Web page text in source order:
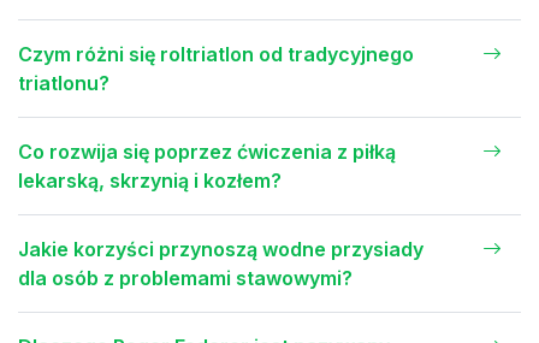
Czym różni się roltriatlon od tradycyjnego
triatlonu?
Co rozwija się poprzez ćwiczenia z piłką
lekarską, skrzynią i kozłem?
Jakie korzyści przynoszą wodne przysiady
dla osób z problemami stawowymi?